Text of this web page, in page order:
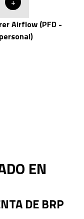
Airflow (PFD -
EN
DE BRP